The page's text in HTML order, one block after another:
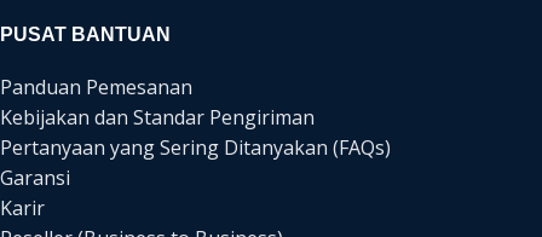
PUSAT BANTUAN
Panduan Pemesanan
Kebijakan dan Standar Pengiriman
Pertanyaan yang Sering Ditanyakan (FAQs)
Garansi
Karir